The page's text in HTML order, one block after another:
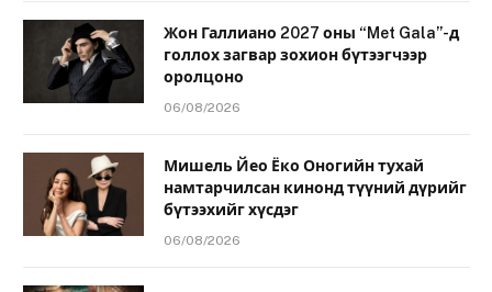
Жон Галлиано 2027 оны “Met Gala”-д
голлох загвар зохион бүтээгчээр
оролцоно
06/08/2026
Мишель Йео Ёко Оногийн тухай
намтарчилсан кинонд түүний дүрийг
бүтээхийг хүсдэг
06/08/2026